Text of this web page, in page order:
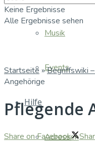
Musik
Events
Hilfe
Adressen
Keine Ergebnisse
Alle Ergebnisse sehen
Startseite »Begriffswiki
Angehörige
Pflegende
Share on Facebook